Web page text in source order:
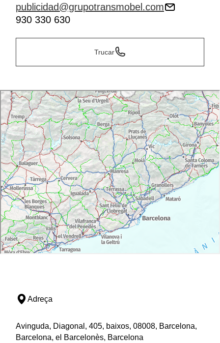
publicidad@grupotransmobel.com
930 330 630
Trucar
Adreça
Avinguda, Diagonal, 405, baixos, 08008, Barcelona,
Barcelona, el Barcelonès, Barcelona